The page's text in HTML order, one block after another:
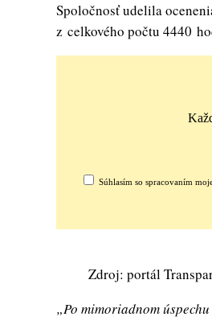
Spoločnosť udelila
z celkového počtu 4440
Súhlasím so spracovaním
Zdroj: portál
„Po mimoriadnom